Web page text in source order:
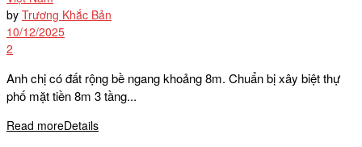
by Trương Khắc Bản
10/12/2025
2
Anh chị có đất rộng bề ngang khoảng 8m. Chuẩn bị xây biệt thự
phố mặt tiền 8m 3 tầng...
Read moreDetails